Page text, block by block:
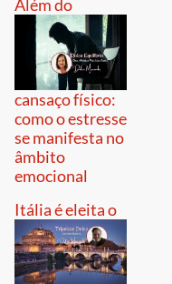
Além do
cansaço físico:
como o estresse
se manifesta no
âmbito
emocional
Itália é eleita o